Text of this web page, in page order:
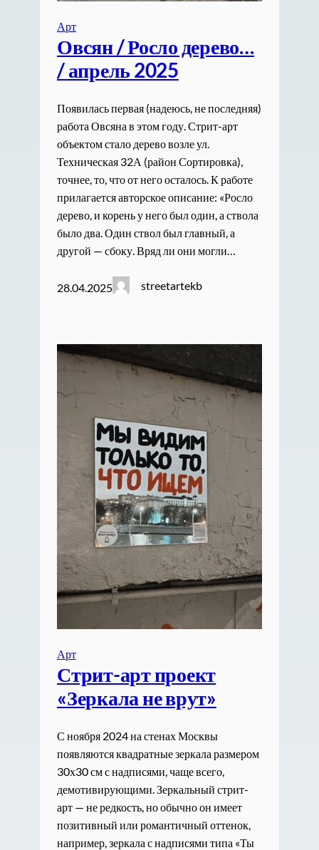
Арт
Овсян / Росло дерево…
/ апрель 2025
Появилась первая (надеюсь, не последняя)
работа Овсяна в этом году. Стрит-арт
объектом стало дерево возле ул.
Техническая 32А (район Сортировка),
точнее, то, что от него осталось. К работе
прилагается авторское описание: «Росло
дерево, и корень у него был один, а ствола
было два. Один ствол был главный, а
другой — сбоку. Вряд ли они могли…
28.04.2025 streetartekb
Арт
Стрит-арт проект
«Зеркала не врут»
С ноября 2024 на стенах Москвы
появляются квадратные зеркала размером
30х30 см с надписями, чаще всего,
демотивирующими. Зеркальный стрит-
арт — не редкость, но обычно он имеет
позитивный или романтичный оттенок,
например, зеркала с надписями типа «Ты